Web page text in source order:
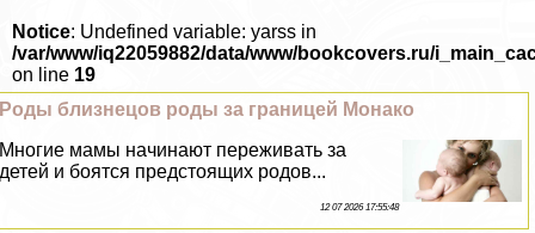
Notice: Undefined variable: yarss in
/var/www/iq22059882/data/www/bookcovers.ru/
on line 19
Роды близнецов роды за границей Монако
Многие мамы начинают переживать за
детей и боятся предстоящих родов...
12 07 2026 17:55:48